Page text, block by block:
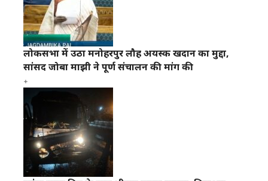
लोकसभा में उठा मनोहरपुर लौह अयस्क खदान का मुद्दा,
सांसद जोबा माझी ने पूर्ण संचालन की मांग की